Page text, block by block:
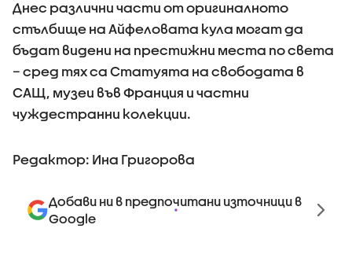
Днес различни части от оригиналното
стълбище на Айфеловата кула могат да
бъдат видени на престижни места по света
– сред тях са Статуята на свободата в
САЩ, музеи във Франция и частни
чуждестранни колекции.
Редактор: Ина Григорова
Добави ни в предпочитани източници в
Google